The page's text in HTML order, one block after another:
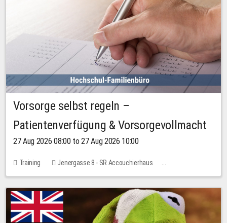
Vorsorge selbst regeln –
Patientenverfügung & Vorsorgevollmacht
27 Aug 2026 08:00 to 27 Aug 2026 10:00
Training
Jenergasse 8 - SR Accouchierhaus
No free places